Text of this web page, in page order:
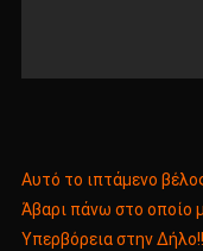
Αυτό το ιπτάμενο
Άβαρι πάνω στο οποίο
Υπερβόρεια στην